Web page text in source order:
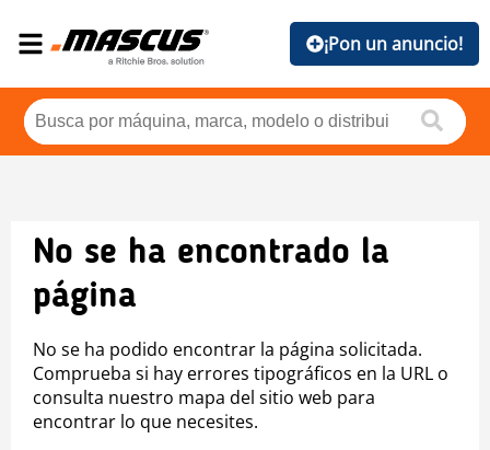
¡Pon un anuncio!
No se ha encontrado la
página
No se ha podido encontrar la página solicitada.
Comprueba si hay errores tipográficos en la URL o
consulta nuestro mapa del sitio web para
encontrar lo que necesites.